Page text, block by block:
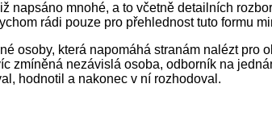
mnohé, a to včetně detailních
rádi pouze pro přehlednost tuto formu
osoby, která napomáhá stranám nalézt pro
zmíněná nezávislá osoba, odborník na
hodnotil a nakonec v ní rozhodoval.